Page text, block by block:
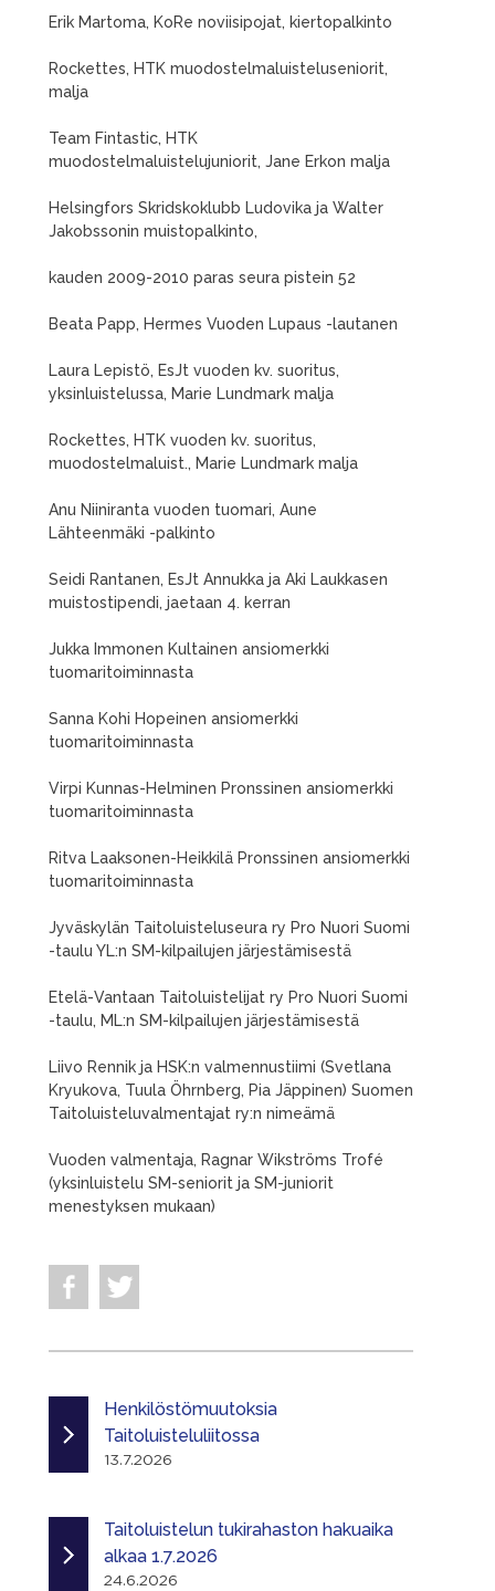
Erik Martoma, KoRe noviisipojat, kiertopalkinto
Rockettes, HTK muodostelmaluisteluseniorit,
malja
Team Fintastic, HTK
muodostelmaluistelujuniorit, Jane Erkon malja
Helsingfors Skridskoklubb Ludovika ja Walter
Jakobssonin muistopalkinto,
kauden 2009-2010 paras seura pistein 52
Beata Papp, Hermes Vuoden Lupaus -lautanen
Laura Lepistö, EsJt vuoden kv. suoritus,
yksinluistelussa, Marie Lundmark malja
Rockettes, HTK vuoden kv. suoritus,
muodostelmaluist., Marie Lundmark malja
Anu Niiniranta vuoden tuomari, Aune
Lähteenmäki -palkinto
Seidi Rantanen, EsJt Annukka ja Aki Laukkasen
muistostipendi, jaetaan 4. kerran
Jukka Immonen Kultainen ansiomerkki
tuomaritoiminnasta
Sanna Kohi Hopeinen ansiomerkki
tuomaritoiminnasta
Virpi Kunnas-Helminen Pronssinen ansiomerkki
tuomaritoiminnasta
Ritva Laaksonen-Heikkilä Pronssinen ansiomerkki
tuomaritoiminnasta
Jyväskylän Taitoluisteluseura ry Pro Nuori Suomi
-taulu YL:n SM-kilpailujen järjestämisestä
Etelä-Vantaan Taitoluistelijat ry Pro Nuori Suomi
-taulu, ML:n SM-kilpailujen järjestämisestä
Liivo Rennik ja HSK:n valmennustiimi (Svetlana
Kryukova, Tuula Öhrnberg, Pia Jäppinen) Suomen
Taitoluisteluvalmentajat ry:n nimeämä
Vuoden valmentaja, Ragnar Wikströms Trofé
(yksinluistelu SM-seniorit ja SM-juniorit
menestyksen mukaan)
Henkilöstömuutoksia
Taitoluisteluliitossa
13.7.2026
Taitoluistelun tukirahaston hakuaika
alkaa 1.7.2026
24.6.2026